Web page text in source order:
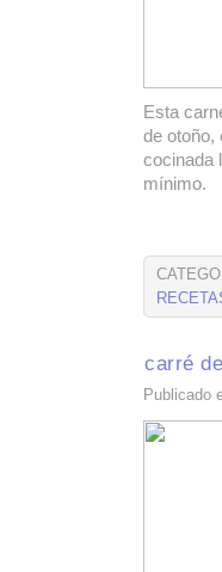
Esta
de otoño,
cocinada
mínimo.
carré
Publicado